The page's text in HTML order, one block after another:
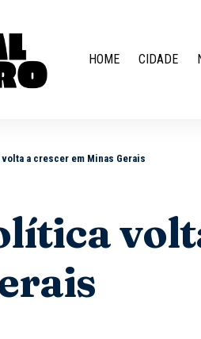
HOME CIDADE
a crescer em Minas Gerais